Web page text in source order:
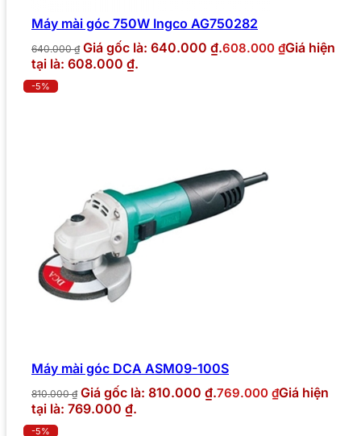
Máy mài góc 750W Ingco AG750282
640.000₫ Giá gốc là: 640.000 ₫.608.000 ₫Giá hiện
tại là: 608.000 ₫.
-5%
Máy mài góc DCA ASM09-100S
810.000₫ Giá gốc là: 810.000 ₫.769.000 ₫Giá hiện
tại là: 769.000 ₫.
-5%